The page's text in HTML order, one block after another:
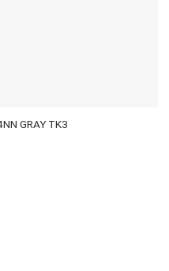
GRAY TK3